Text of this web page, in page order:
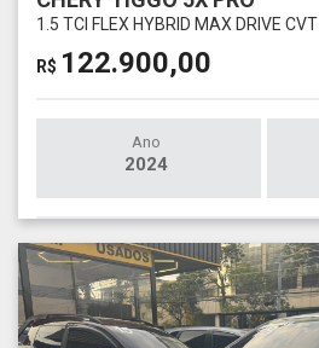
1.5 TCI FLEX HYBRID MAX DRIVE CVT
R$ 122.900,00
Ano
2024